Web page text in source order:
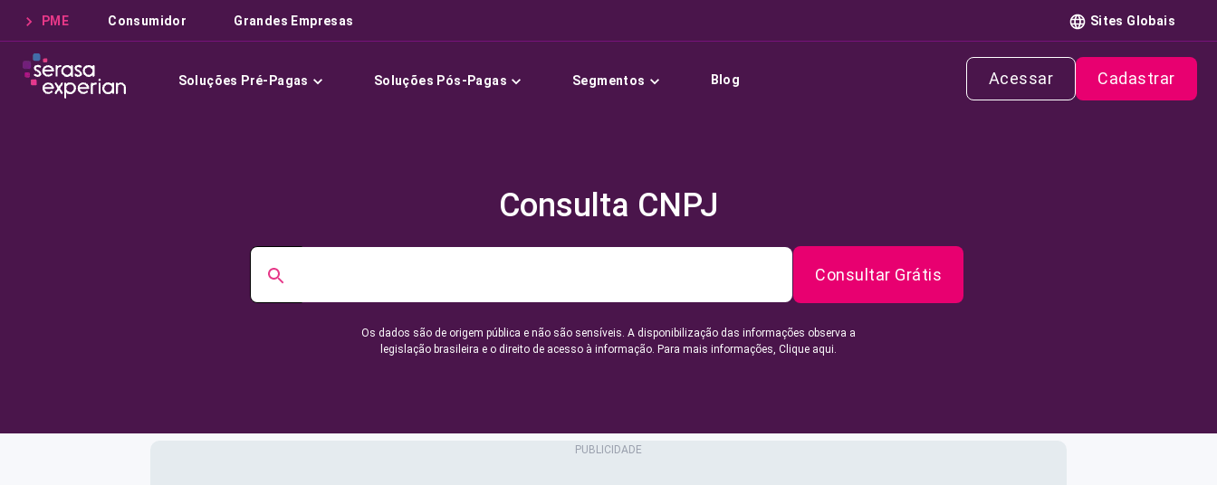
PME Consumidor Grandes Empresas Sites Globais
Soluções Pré-Pagas Soluções Pós-Pagas Segmentos Blog Acessar Cadastrar
Consulta CNPJ
Consultar Grátis
Os dados são de origem pública e não são sensíveis. A disponibilização das informações observa a
legislação brasileira e o direito de acesso à informação. Para mais informações, Clique aqui.